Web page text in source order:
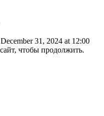
31, 2024 at 12:00
чтобы продолжить.